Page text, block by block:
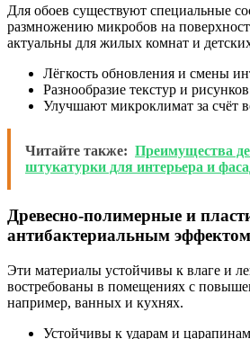
Для обоев существуют специальные
размножению микробов на
актуальны для жилых комнат и
Лёгкость обновления и смены
Разнообразие текстур и
Улучшают микроклимат за счёт
Читайте также: Преимущества
штукатурки для интерьера и
Древесно-полимерные и
антибактериальным эффектом
Эти материалы устойчивы к влаге и
востребованы в помещениях с
например, ванных и кухнях.
Устойчивы к ударам и